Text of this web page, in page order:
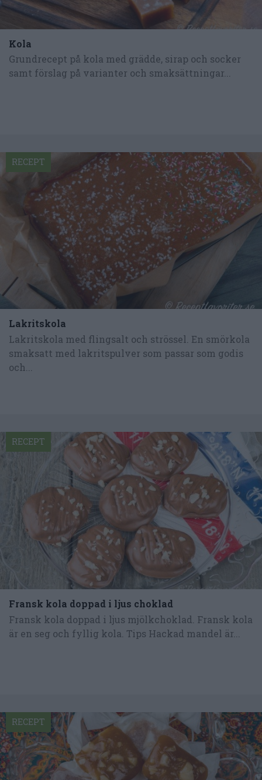
Kola
Grundrecept på kola med grädde, sirap och socker
samt förslag på varianter och smaksättningar...
Lakritskola
Lakritskola med flingsalt och strössel. En smörkola
smaksatt med lakritspulver som passar som godis
och...
RECEPT
Fransk kola doppad i ljus choklad
Fransk kola doppad i ljus mjölkchoklad. Fransk kola
är en seg och fyllig kola. Tips Hackad mandel är...
RECEPT
RECEPT